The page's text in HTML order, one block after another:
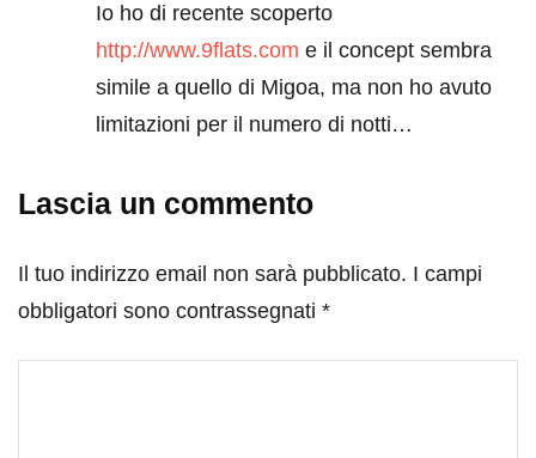
Io ho di recente scoperto
http://www.9flats.com e il concept sembra
simile a quello di Migoa, ma non ho avuto
limitazioni per il numero di notti…
Lascia un commento
Il tuo indirizzo email non sarà pubblicato. I campi
obbligatori sono contrassegnati *